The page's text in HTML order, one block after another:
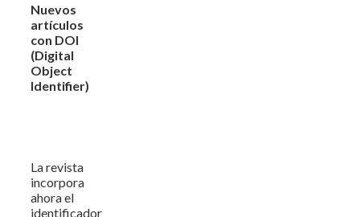
Nuevos
artículos
con DOI
(Digital
Object
Identifier)
La revista
incorpora
ahora el
identificador